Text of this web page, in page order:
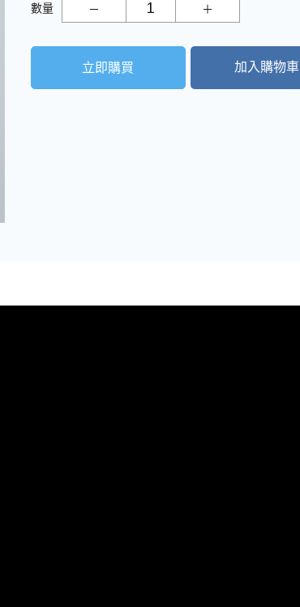
數量
立即購買 加入購物車